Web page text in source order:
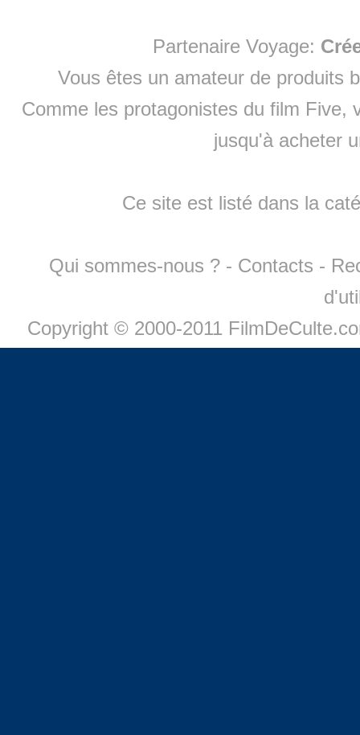
Partenaire Voyage:
Vous êtes un amateur de produits
Comme les protagonistes du film Five,
jusqu'à acheter
Ce site est listé dans la
Qui sommes-nous ? - Contacts -
Copyright © 2000-2011